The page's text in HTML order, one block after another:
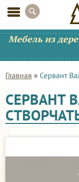
Мебель из
Главная » Сервант
СЕРВАНТ